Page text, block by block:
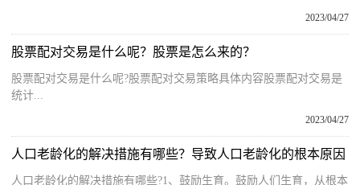
2023/04/27
股票配对交易是什么呢？股票是怎么来的？
股票配对交易是什么呢?股票配对交易策略具体内容股票配对交易是
统计...
2023/04/27
人口老龄化的解决措施有哪些？导致人口老龄化的根本原因
人口老龄化的解决措施有哪些?1、鼓励生育。鼓励人们生育，从根本